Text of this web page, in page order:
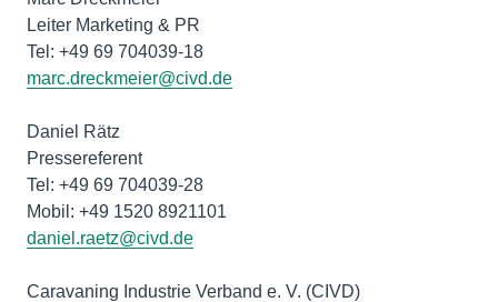
Leiter Marketing & PR
marc.dreckmeier@civd.de
Daniel Rätz
Pressereferent
Tel: +49 69 704039-28
daniel.raetz@civd.de
Caravaning Industrie Verband e. V. (CIVD)